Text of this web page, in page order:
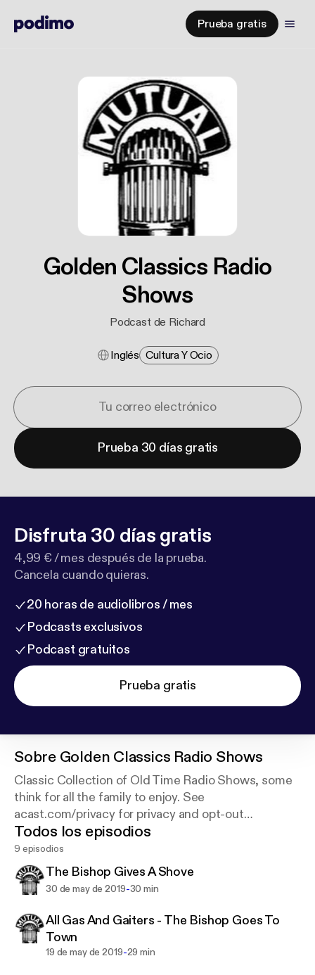
Prueba gratis
Golden Classics Radio
Shows
Podcast de Richard
Inglés Cultura Y Ocio
Prueba 30 días gratis
Disfruta 30 días gratis
4,99 € / mes después de la prueba.
Cancela cuando quieras.
20 horas de audiolibros / mes
Podcasts exclusivos
Podcast gratuitos
Prueba gratis
Sobre Golden Classics Radio Shows
Classic Collection of Old Time Radio Shows, some
think for all the family to enjoy. See
acast.com/privacy for privacy and opt-out
information.
Todos los episodios
9 episodios
The Bishop Gives A Shove
30 de may de 2019-30 min
All Gas And Gaiters - The Bishop Goes To
Town
19 de may de 2019-29 min